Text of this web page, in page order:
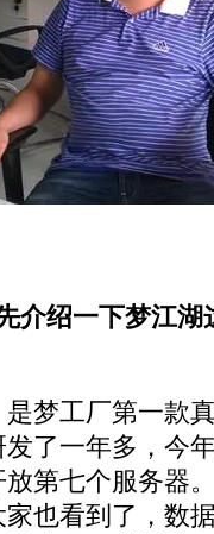
介绍一下梦江湖
工厂第一款
了一年多，今
第七个服务器
也看到了，数